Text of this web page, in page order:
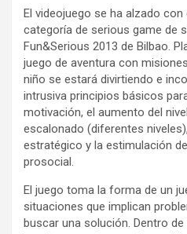
El videojuego se ha alzado
categoría de serious game de
Fun&Serious 2013 de Bilbao.
juego de aventura con
niño se estará divirtiendo e
intrusiva principios básicos
motivación, el aumento del
escalonado (diferentes
estratégico y la estimulación
prosocial.
El juego toma la forma de un
situaciones que implican
buscar una solución. Dentro de